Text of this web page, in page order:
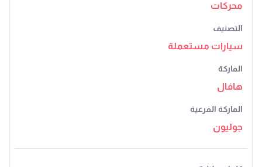
محركات
التصنيف
سيارات مستعملة
الماركة
هافال
الماركة الفرعية
جوليون